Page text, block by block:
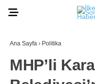
Ana Sayfa › Politika
MHP’li